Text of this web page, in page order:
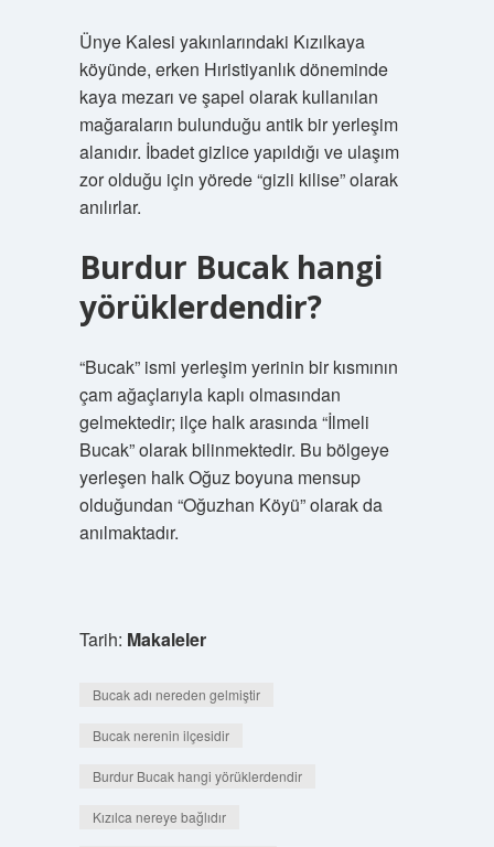
Ünye Kalesi yakınlarındaki Kızılkaya
köyünde, erken Hıristiyanlık döneminde
kaya mezarı ve şapel olarak kullanılan
mağaraların bulunduğu antik bir yerleşim
alanıdır. İbadet gizlice yapıldığı ve ulaşım
zor olduğu için yörede “gizli kilise” olarak
anılırlar.
Burdur Bucak hangi
yörüklerdendir?
“Bucak” ismi yerleşim yerinin bir kısmının
çam ağaçlarıyla kaplı olmasından
gelmektedir; ilçe halk arasında “İlmeli
Bucak” olarak bilinmektedir. Bu bölgeye
yerleşen halk Oğuz boyuna mensup
olduğundan “Oğuzhan Köyü” olarak da
anılmaktadır.
Tarih: Makaleler
Bucak adı nereden gelmiştir
Bucak nerenin ilçesidir
Burdur Bucak hangi yörüklerdendir
Kızılca nereye bağlıdır